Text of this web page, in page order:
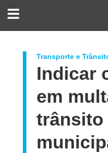
DO
Transporte e
Indicar
em
trânsito